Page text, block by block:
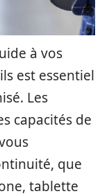
à vos
est essentiel
Les
capacités de
que
tablette